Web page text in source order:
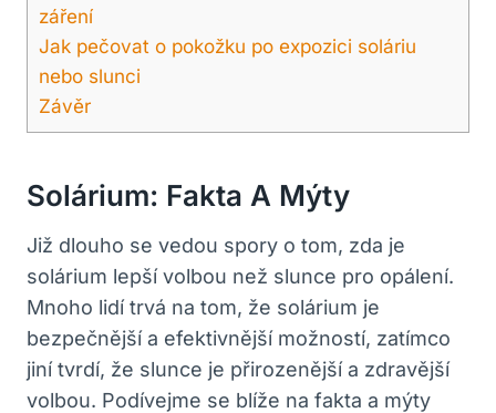
záření
Jak pečovat o pokožku po expozici soláriu
nebo slunci
Závěr
Solárium: Fakta A Mýty
Již dlouho se vedou spory o tom, zda je
solárium lepší volbou než slunce pro opálení.
Mnoho lidí trvá na tom, že solárium je
bezpečnější a efektivnější možností, zatímco
jiní tvrdí, že slunce je přirozenější a zdravější
volbou. Podívejme se blíže na fakta a mýty